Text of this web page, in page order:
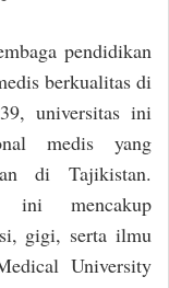
pendidikan
berkualitas di
universitas ini
medis yang
di Tajikistan.
ini mencakup
gigi, serta ilmu
University